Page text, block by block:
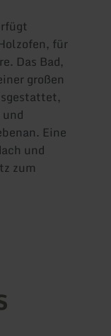
für
Das Bad,
großen
Eine
und
zum